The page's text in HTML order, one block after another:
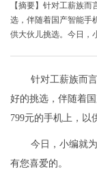
【摘要】针对工薪族
选，伴随着国产智能手
供大伙儿挑选。今日，
针对工薪族而
好的挑选，伴随着
799元的手机上，以
今日，小编就
有您喜爱的。